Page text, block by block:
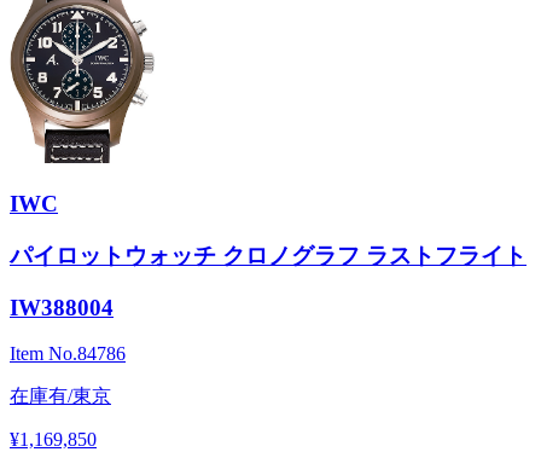
IWC
パイロットウォッチ クロノグラフ ラストフライト
IW388004
Item No.84786
在庫有/東京
¥1,169,850